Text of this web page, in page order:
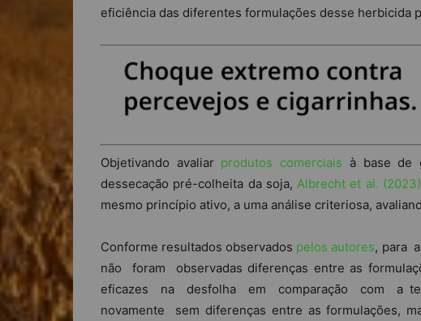
eficiência das diferentes formulações desse herbicida
Objetivando avaliar produtos comerciais à base de
dessecação pré-colheita da soja, Albrecht et al. (2023)
mesmo princípio ativo, a uma análise criteriosa,
Conforme resultados observados pelos autores, para
não foram observadas diferenças entre as
eficazes na desfolha em comparação com a
novamente sem diferenças entre as formulações,